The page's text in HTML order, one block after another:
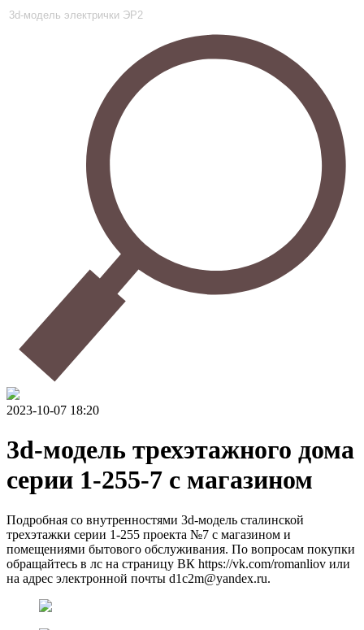
2023-10-07 18:20
3d-модель трехэтажного дома
серии 1-255-7 с магазином
Подробная со внутренностями 3d-модель сталинской
трехэтажки серии 1-255 проекта №7 с магазином и
помещениями бытового обслуживания. По вопросам покупки
обращайтесь в лс на страницу ВК https://vk.com/romanliov или
на адрес электронной почты d1c2m@yandex.ru.